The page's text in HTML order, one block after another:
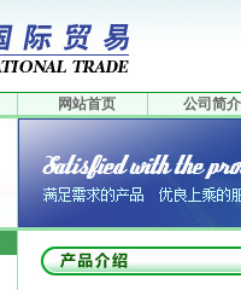
网站首页 公司简介